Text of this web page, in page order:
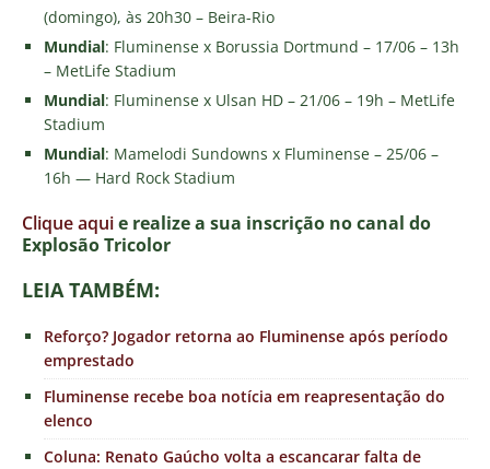
(domingo), às 20h30 – Beira-Rio
Mundial: Fluminense x Borussia Dortmund – 17/06 – 13h
– MetLife Stadium
Mundial: Fluminense x Ulsan HD – 21/06 – 19h – MetLife
Stadium
Mundial: Mamelodi Sundowns x Fluminense – 25/06 –
16h — Hard Rock Stadium
Clique aquie realize a sua inscrição no canal do
Explosão Tricolor
LEIA TAMBÉM:
Reforço? Jogador retorna ao Fluminense após período
emprestado
Fluminense recebe boa notícia em reapresentação do
elenco
Coluna: Renato Gaúcho volta a escancarar falta de